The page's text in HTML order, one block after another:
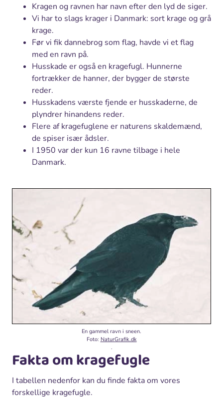
Kragen og ravnen har navn efter den lyd de siger.
Vi har to slags krager i Danmark: sort krage og grå
krage.
Før vi fik dannebrog som flag, havde vi et flag
med en ravn på.
Husskade er også en kragefugl. Hunnerne
fortrækker de hanner, der bygger de største
reder.
Husskadens værste fjende er husskaderne, de
plyndrer hinandens reder.
Flere af kragefuglene er naturens skaldemænd,
de spiser især ådsler.
I 1950 var der kun 16 ravne tilbage i hele
Danmark.
En gammel ravn i sneen.
Foto: NaturGrafik.dk
.
Fakta om kragefugle
I tabellen nedenfor kan du finde fakta om vores
forskellige kragefugle.